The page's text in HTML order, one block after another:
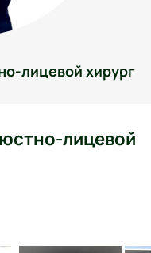
лицевой хирург
лицевой